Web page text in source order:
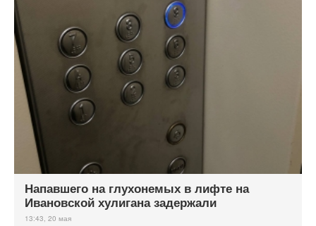
Напавшего на глухонемых в лифте на
Ивановской хулигана задержали
13:43, 20 мая